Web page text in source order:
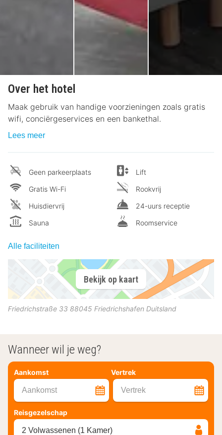
Over het hotel
Maak gebruik van handige voorzieningen zoals gratis
wifi, conciërgeservices en een bankethal.
Lees meer
Geen parkeerplaats
Gratis Wi-Fi
Huisdiervrij
Sauna
Lift
Rookvrij
24-uurs receptie
Roomservice
Alle faciliteiten
Bekijk op kaart
Friedrichstraße 33 88045 Friedrichshafen Duitsland
Wanneer wil je weg?
Aankomst Vertrek
Aankomst Vertrek
Reisgezelschap
2 Volwassenen (1 Kamer)